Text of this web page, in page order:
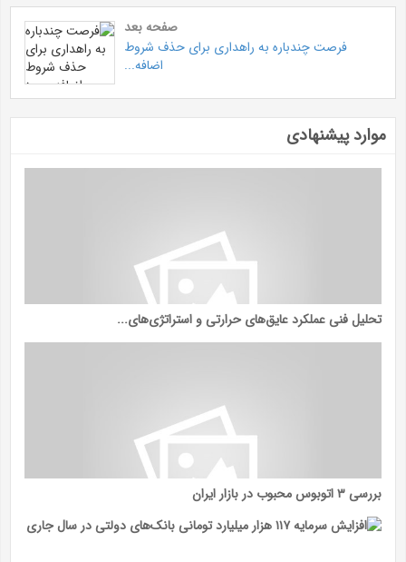
صفحه بعد
فرصت چندباره به راهداری برای حذف شروط
اضافه...
موارد پیشنهادی
تحلیل فنی عملکرد عایق‌های حرارتی و استراتژی‌های...
بررسی ۳ اتوبوس محبوب در بازار ایران